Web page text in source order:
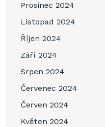
Prosinec 2024
Listopad 2024
Říjen 2024
Září 2024
Srpen 2024
Červenec 2024
Červen 2024
Květen 2024